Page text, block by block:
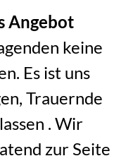
Angebot
keine
Es ist uns
Trauernde
. Wir
zur Seite